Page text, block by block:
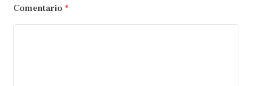
Comentario *